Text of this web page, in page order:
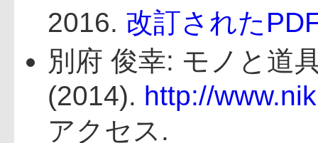
2016. 改訂された
別府 俊幸: モノと道
(2014). http://
アクセス.